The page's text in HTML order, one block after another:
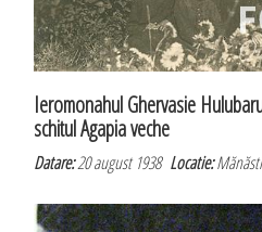
Ieromonahul Ghervasie
schitul Agapia veche
Datare:20 august 1938Locatie: